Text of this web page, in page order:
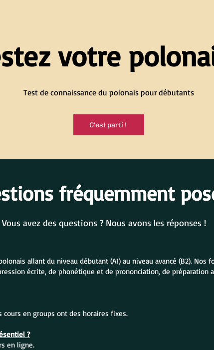
votre
Test de connaissance du polonais pour débutants
C'est parti !
fréquemment
Vous avez des questions ? Nous avons les réponses !
allant du niveau débutant (A1) au niveau avancé (B2).
écrite, de phonétique et de prononciation, de préparation
en groups ont des horaires fixes.
?
en ligne.